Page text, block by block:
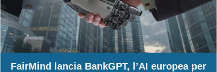
FairMind lancia BankGPT, l’AI europea per